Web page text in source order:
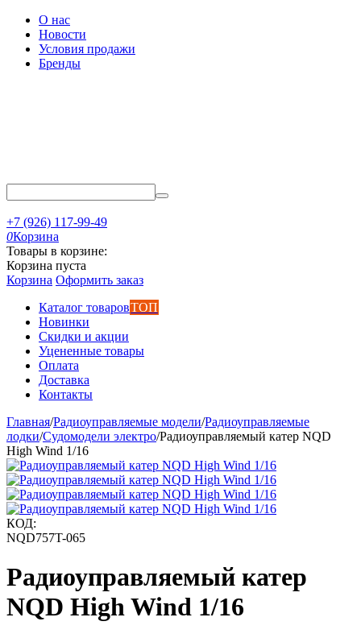
О нас
Новости
Условия продажи
Бренды
+7 (926) 117-99-49
0Корзина
Товары в корзине:
Корзина пуста
Корзина Оформить заказ
Каталог товаровТОП
Новинки
Скидки и акции
Уцененные товары
Оплата
Доставка
Контакты
Главная/Радиоуправляемые модели/Радиоуправляемые
лодки/Судомодели электро/Радиоуправляемый катер NQD
High Wind 1/16
КОД:
NQD757T-065
Радиоуправляемый катер
NQD High Wind 1/16